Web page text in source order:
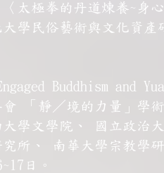
太極拳的丹道煉養~身
學民俗藝術與文化資
Buddhism and
「靜／境的力量」學
大學文學院、 國立政治
究所、 南華大學宗教學
日。